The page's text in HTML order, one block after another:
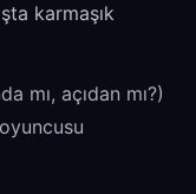
karmaşık
mı, açıdan mı?)